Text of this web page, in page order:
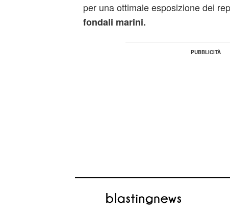
per una ottimale esposizione dei
fondali marini.